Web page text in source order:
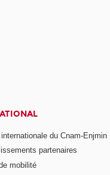
du Cnam-Enjmin
partenaires
mobilité